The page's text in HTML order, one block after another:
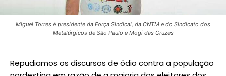
Miguel Torres é presidente da Força Sindical, da CNTM e do Sindicato dos
Metalúrgicos de São Paulo e Mogi das Cruzes
Repudiamos os discursos de ódio contra a população